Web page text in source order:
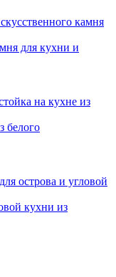
для кухни и
белого
кухни из